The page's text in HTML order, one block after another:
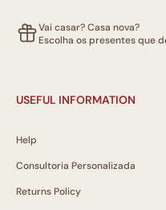
Vai casar? Casa nova?
Escolha os presentes que
USEFUL INFORMATION
Help
Consultoria Personalizada
Returns Policy